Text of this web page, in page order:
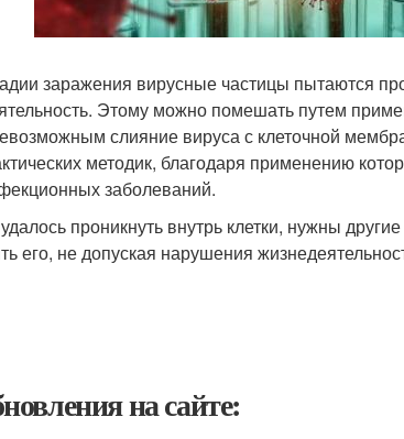
заражения вирусные частицы пытаются
Этому можно помешать путем
слияние вируса с клеточной
методик, благодаря применению
заболеваний.
проникнуть внутрь клетки, нужны
его, не допуская нарушения
на сайте: